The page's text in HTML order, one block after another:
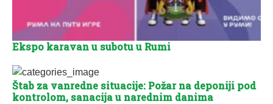
Ekspo karavan u subotu u Rumi
Štab za vanredne situacije: Požar na deponiji pod
kontrolom, sanacija u narednim danima